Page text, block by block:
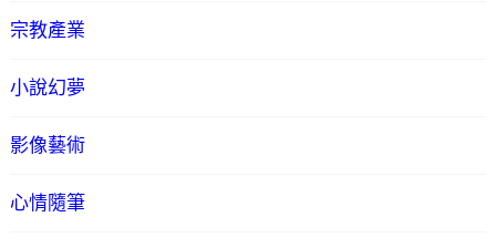
宗教產業
小說幻夢
影像藝術
心情隨筆